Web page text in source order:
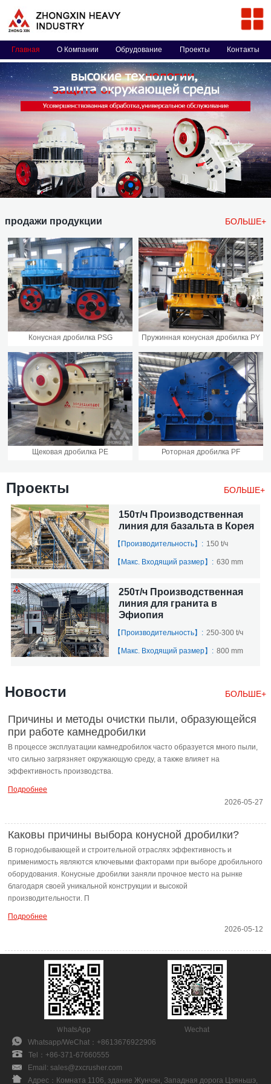
Главная О Компании Обрудование Проекты Контакты
продажи продукции БОЛЬШЕ+
Конусная дробилка PSG Пружинная конусная дробилка PY
Щековая дробилка PE Роторная дробилка PF
Проекты БОЛЬШЕ+
150т/ч Производственная
линия для базальта в Корея
【Производительность】: 150 t/ч
【Макс. Входящий размер】: 630 mm
250т/ч Производственная
линия для гранита в
Эфиопия
【Производительность】: 250-300 t/ч
【Макс. Входящий размер】: 800 mm
Новости БОЛЬШЕ+
Причины и методы очистки пыли, образующейся
при работе камнедробилки
В процессе эксплуатации камнедробилок часто образуется много пыли,
что сильно загрязняет окружающую среду, а также влияет на
эффективность производства.
Подробнее
2026-05-27
Каковы причины выбора конусной дробилки?
В горнодобывающей и строительной отраслях эффективность и
применимость являются ключевыми факторами при выборе дробильного
оборудования. Конусные дробилки заняли прочное место на рынке
благодаря своей уникальной конструкции и высокой
производительности. П
Подробнее
2026-05-12
ＷhatsApp
Wechat
Whatsapp/WeChat： +8613676922906
Tel： +86-371-67660555
Email: sales@zxcrusher.com
Aдрес： Комната 1106, здание Жунчэн, Западная дорога Цзяньшэ,